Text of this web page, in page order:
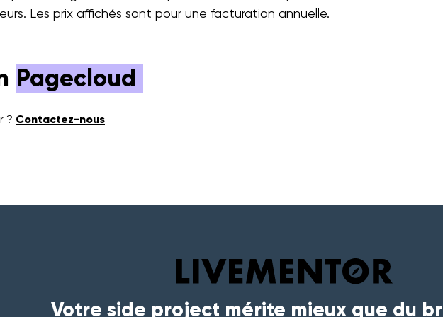
Les prix affichés sont pour une facturation annuelle.
Pagecloud
? Contactez-nous
Votre side project mérite mieux que du